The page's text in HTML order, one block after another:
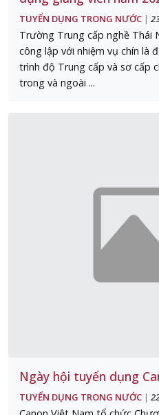
TUYỂN DỤNG TRONG NƯỚC |
Trường Trung cấp nghề Thái
công lập với nhiệm vụ chín là
trình độ Trung cấp và sơ cấp
trong và ngoài ...
Ngày hội tuyển dụng
TUYỂN DỤNG TRONG NƯỚC |